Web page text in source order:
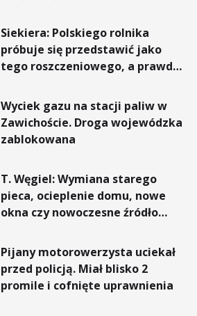
Pieszym „Tam Gdzie Pieprz
Rośnie”
Siekiera: Polskiego rolnika
próbuje się przedstawić jako
tego roszczeniowego, a prawda
Wyciek gazu na stacji paliw w
Zawichoście. Droga wojewódzka
zablokowana
T. Węgiel: Wymiana starego
pieca, ocieplenie domu, nowe
okna czy nowoczesne źródło
rachunki za energię, lepszy
komfort życia i... czystsze
powietrze
Pijany motorowerzysta uciekał
przed policją. Miał blisko 2
promile i cofnięte uprawnienia